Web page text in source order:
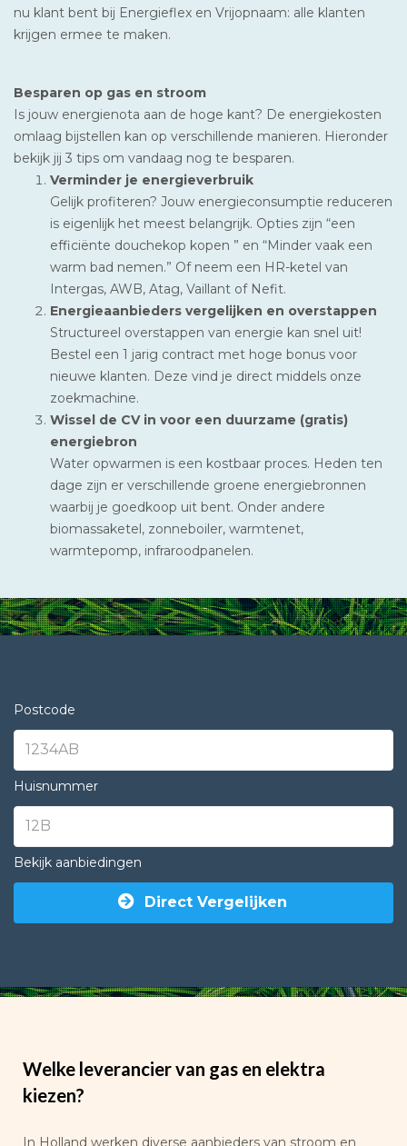
nu klant bent bij Energieflex en Vrijopnaam: alle klanten
krijgen ermee te maken.
Besparen op gas en stroom
Is jouw energienota aan de hoge kant? De energiekosten
omlaag bijstellen kan op verschillende manieren. Hieronder
bekijk jij 3 tips om vandaag nog te besparen.
Verminder je energieverbruik
Gelijk profiteren? Jouw energieconsumptie reduceren
is eigenlijk het meest belangrijk. Opties zijn “een
efficiënte douchekop kopen ” en “Minder vaak een
warm bad nemen.” Of neem een HR-ketel van
Intergas, AWB, Atag, Vaillant of Nefit.
Energieaanbieders vergelijken en overstappen
Structureel overstappen van energie kan snel uit!
Bestel een 1 jarig contract met hoge bonus voor
nieuwe klanten. Deze vind je direct middels onze
zoekmachine.
Wissel de CV in voor een duurzame (gratis)
energiebron
Water opwarmen is een kostbaar proces. Heden ten
dage zijn er verschillende groene energiebronnen
waarbij je goedkoop uit bent. Onder andere
biomassaketel, zonneboiler, warmtenet,
warmtepomp, infraroodpanelen.
Postcode
Huisnummer
Bekijk aanbiedingen
Direct Vergelijken
Welke leverancier van gas en elektra
kiezen?
In Holland werken diverse aanbieders van stroom en